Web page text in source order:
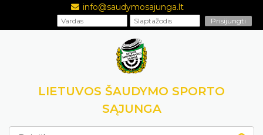
info@saudymosajunga.lt
LIETUVOS ŠAUDYMO SPORTO
SĄJUNGA